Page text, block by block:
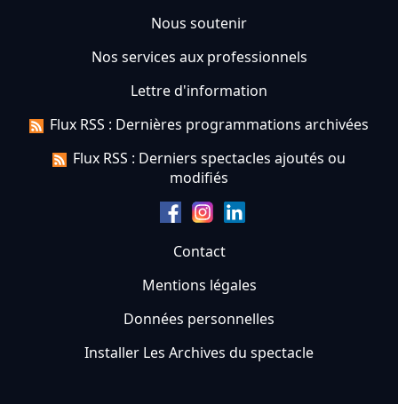
Nous soutenir
Nos services aux professionnels
Lettre d'information
Flux RSS : Dernières programmations archivées
Flux RSS : Derniers spectacles ajoutés ou
modifiés
Contact
Mentions légales
Données personnelles
Installer Les Archives du spectacle